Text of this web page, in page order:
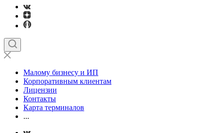
Малому бизнесу и ИП
Корпоративным клиентам
Лицензии
Контакты
Карта терминалов
...